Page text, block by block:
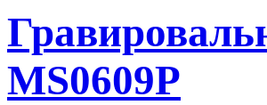
MS0609P